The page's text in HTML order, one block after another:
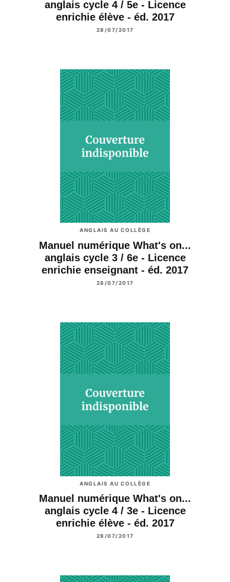
anglais cycle 4 / 5e - Licence
enrichie élève - éd. 2017
28/07/2017
ANGLAIS AU COLLÈGE
Manuel numérique What's on...
anglais cycle 3 / 6e - Licence
enrichie enseignant - éd. 2017
28/07/2017
ANGLAIS AU COLLÈGE
Manuel numérique What's on...
anglais cycle 4 / 3e - Licence
enrichie élève - éd. 2017
28/07/2017